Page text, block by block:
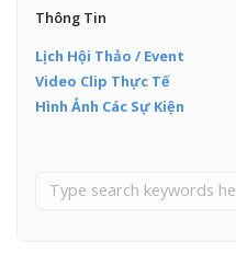
Thông Tin
Lịch Hội Thảo / Event
Video Clip Thực Tế
Hình Ảnh Các Sự Kiện